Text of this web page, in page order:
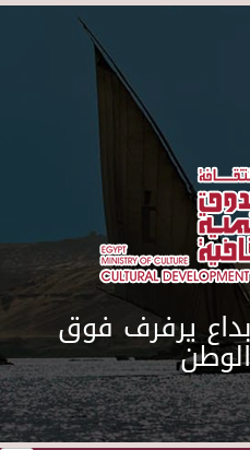
Skip to main content
يرفرف فوق